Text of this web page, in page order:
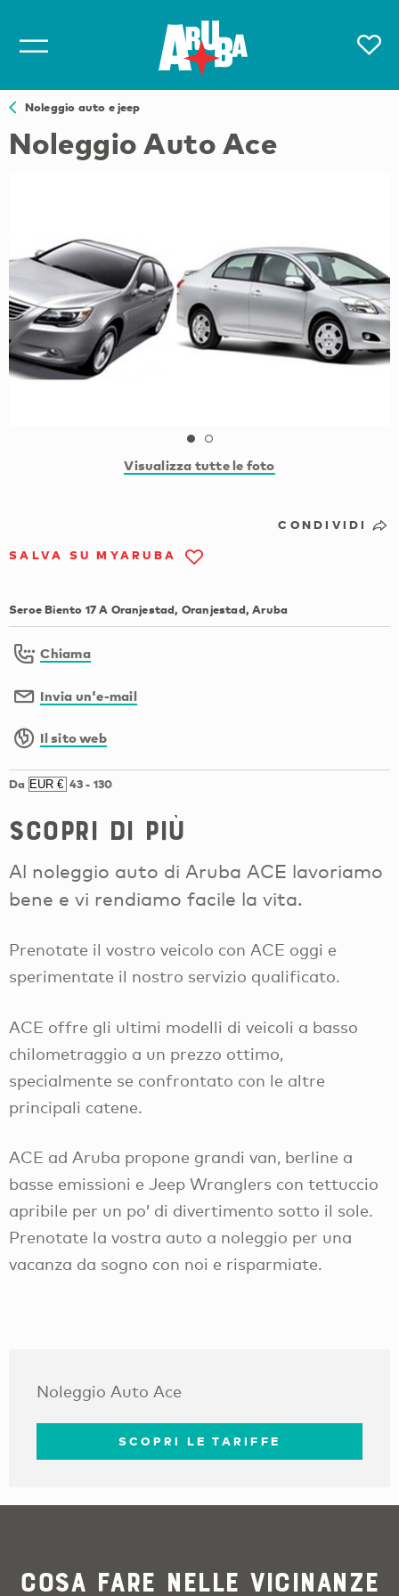
Noleggio auto e jeep
Noleggio Auto Ace
Visualizza tutte le foto
CONDIVIDI
SALVA SU MYARUBA
Seroe Biento 17 A Oranjestad, Oranjestad, Aruba
Chiama
Invia un'e-mail
Il sito web
Da 43- 130
Scopri di più
Al noleggio auto di Aruba ACE lavoriamo
bene e vi rendiamo facile la vita.
Prenotate il vostro veicolo con ACE oggi e
sperimentate il nostro servizio qualificato.
ACE offre gli ultimi modelli di veicoli a basso
chilometraggio a un prezzo ottimo,
specialmente se confrontato con le altre
principali catene.
ACE ad Aruba propone grandi van, berline a
basse emissioni e Jeep Wranglers con tettuccio
apribile per un po’ di divertimento sotto il sole.
Prenotate la vostra auto a noleggio per una
vacanza da sogno con noi e risparmiate.
Noleggio Auto Ace
SCOPRI LE TARIFFE
Cosa fare nelle vicinanze